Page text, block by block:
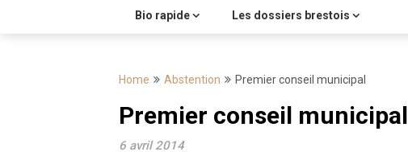
Bio rapide Les dossiers brestois
Home Abstention Premier conseil municipal
Premier conseil municipal
6 avril 2014